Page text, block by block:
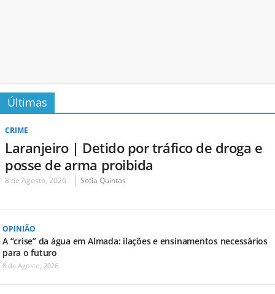
Últimas
CRIME
Laranjeiro | Detido por tráfico de droga e
posse de arma proibida
8 de Agosto, 2026 Sofia Quintas
OPINIÃO
A “crise” da água em Almada: ilações e ensinamentos necessários
para o futuro
8 de Agosto, 2026